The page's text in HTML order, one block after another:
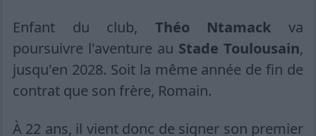
Enfant du club, Théo Ntamack va
poursuivre l'aventure au Stade Toulousain,
jusqu'en 2028. Soit la même année de fin de
contrat que son frère, Romain.
À 22 ans, il vient donc de signer son premier